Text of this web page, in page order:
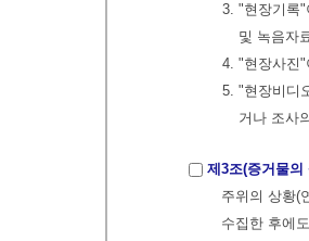
3. "현장기록
및 녹음자
4. "현장사진
5. "현장비디
거나 조사
제3조(증거물의
주위의 상황(
수집한 후에